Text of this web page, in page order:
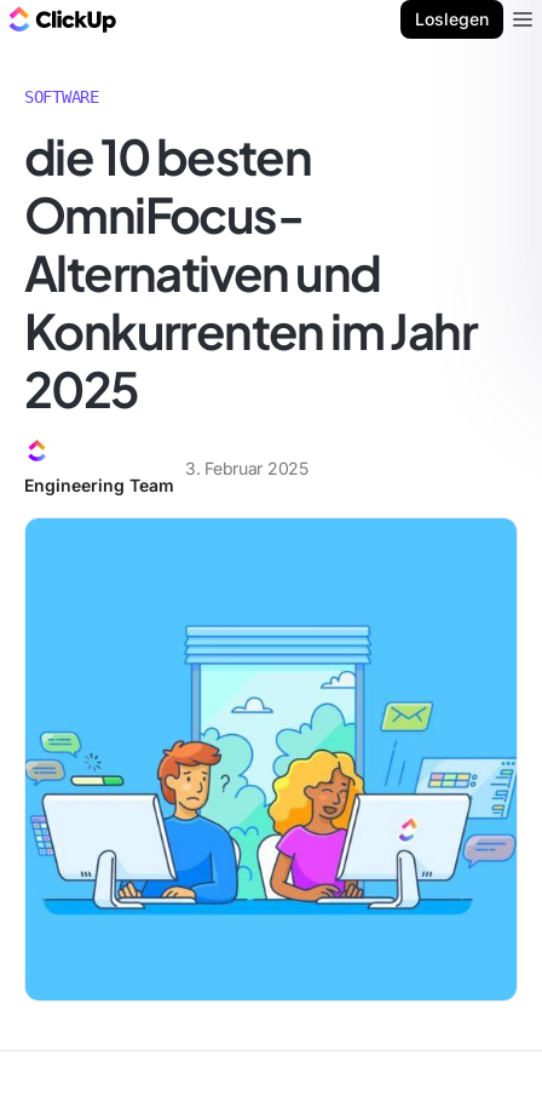
Loslegen
SOFTWARE
die 10 besten
OmniFocus-
Alternativen und
Konkurrenten im Jahr
2025
Engineering Team
3. Februar 2025